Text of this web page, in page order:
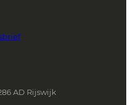
AD Rijswijk